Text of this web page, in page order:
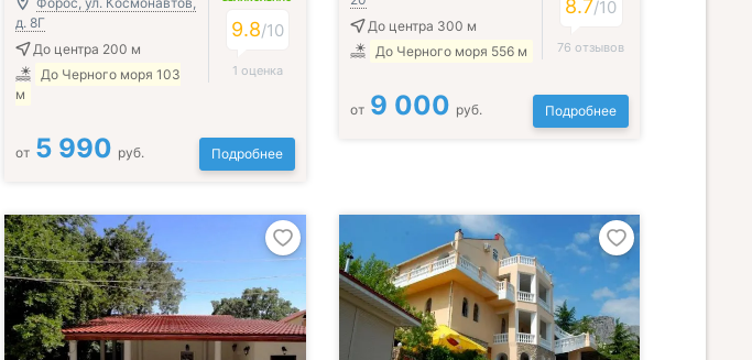
д. 8Г
До центра 200 м
До Черного моря 103
м
9.8/10
1 оценка
от 5 990 руб. Подробнее
До центра 300 м
До Черного моря 556 м
8.7/10
76 отзывов
от 9 000 руб. Подробнее